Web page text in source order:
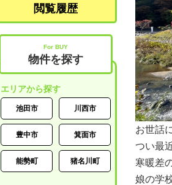
お世話
つい最
寒暖差
娘の学
閲覧履歴
For BUY
物件を探す
エリアから探す
池田市 川西市
豊中市 箕面市
能勢町 猪名川町